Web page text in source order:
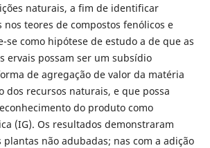
naturais, a fim de identificar
nos teores de compostos fenólicos e
se como hipótese de estudo a de que as
ervais possam ser um subsídio
de agregação de valor da matéria
dos recursos naturais, e que possa
do produto como
(IG). Os resultados demonstraram
plantas não adubadas; nas com a adição